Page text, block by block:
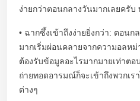
ง่ายกว่าตอนกลางวันมากเลยครั
• ฉากซึ้งเข้าถึงง่ายยิ่งกว่า: ตอน
มากเริ่มผ่อนคลายจากความอลห
ต้องรับข้อมูลอะไรมากมายเท่าต
ถ่ายทอดอารมณ์ก็จะเข้าถึงพวกเ
ต่างๆ